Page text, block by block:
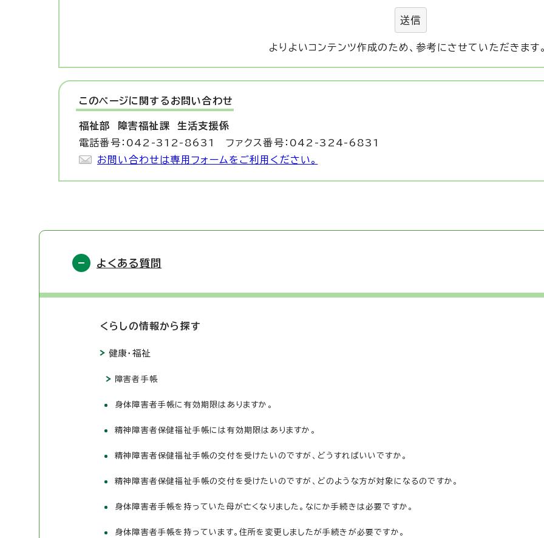
送信
よりよいコンテンツ作成のため、参考にさせていただきます
このページに関する お問い合わせ
福祉部 障害福祉課 生活支援係
電話番号：042-312-8631 ファクス番号：042-324-6831
お問い合わせは専用フォームをご利用ください。
よくある質問
くらしの情報から探す
健康・福祉
障害者手帳
身体障害者手帳に有効期限はありますか。
精神障害者保健福祉手帳には有効期限はありますか。
精神障害者保健福祉手帳の交付を受けたいのですが、どうすればいいですか。
精神障害者保健福祉手帳の交付を受けたいのですが、どのような方が対象になるのですか。
身体障害者手帳を持っていた母が亡くなりました。なにか手続きは必要ですか。
身体障害者手帳を持っています。住所を変更しましたが手続きが必要ですか。